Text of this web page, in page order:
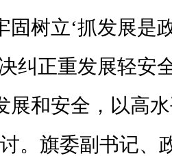
固树立‘抓发展是
纠正重发展轻安
展和安全，以高
。旗委副书记、